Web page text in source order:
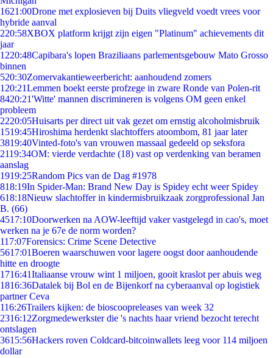
1621:00Drone met explosieven bij Duits vliegveld voedt vrees voor
hybride aanval
220:58XBOX platform krijgt zijn eigen "Platinum" achievements dit
jaar
1220:48Capibara's lopen Braziliaans parlementsgebouw Mato Grosso
binnen
520:30Zomervakantieweerbericht: aanhoudend zomers
1 20:21Lemmen boekt eerste profzege in zware Ronde van Polen-rit
8420:21'Witte' mannen discrimineren is volgens OM geen enkel
probleem
2220:05Huisarts per direct uit vak gezet om ernstig alcoholmisbruik
1519:45Hiroshima herdenkt slachtoffers atoombom, 81 jaar later
3819:40Vinted-foto's van vrouwen massaal gedeeld op seksfora
2119:34OM: vierde verdachte (18) vast op verdenking van beramen
aanslag
1919:25Random Pics van de Dag #1978
818:19In Spider-Man: Brand New Day is Spidey echt weer Spidey
618:18Nieuw slachtoffer in kindermisbruikzaak zorgprofessional Jan
B. (66)
4517:10Doorwerken na AOW-leeftijd vaker vastgelegd in cao's, moet
werken na je 67e de norm worden?
117:07Forensics: Crime Scene Detective
5617:01Boeren waarschuwen voor lagere oogst door aanhoudende
hitte en droogte
1716:41Italiaanse vrouw wint 1 miljoen, gooit kraslot per abuis weg
1816:36Datalek bij Bol en de Bijenkorf na cyberaanval op logistiek
partner Ceva
116:26Trailers kijken: de bioscoopreleases van week 32
2316:12Zorgmedewerkster die 's nachts haar vriend bezocht terecht
ontslagen
3615:56Hackers roven Coldcard-bitcoinwallets leeg voor 114 miljoen
dollar